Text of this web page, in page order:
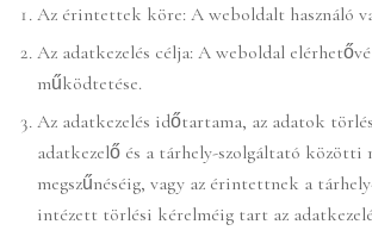
Az érintettek köre: A weboldalt használó
Az adatkezelés célja: A weboldal
működtetése.
Az adatkezelés időtartama, az adatok
adatkezelő és a tárhely-szolgáltató közötti
megszűnéséig, vagy az érintettnek a
intézett törlési kérelméig tart az